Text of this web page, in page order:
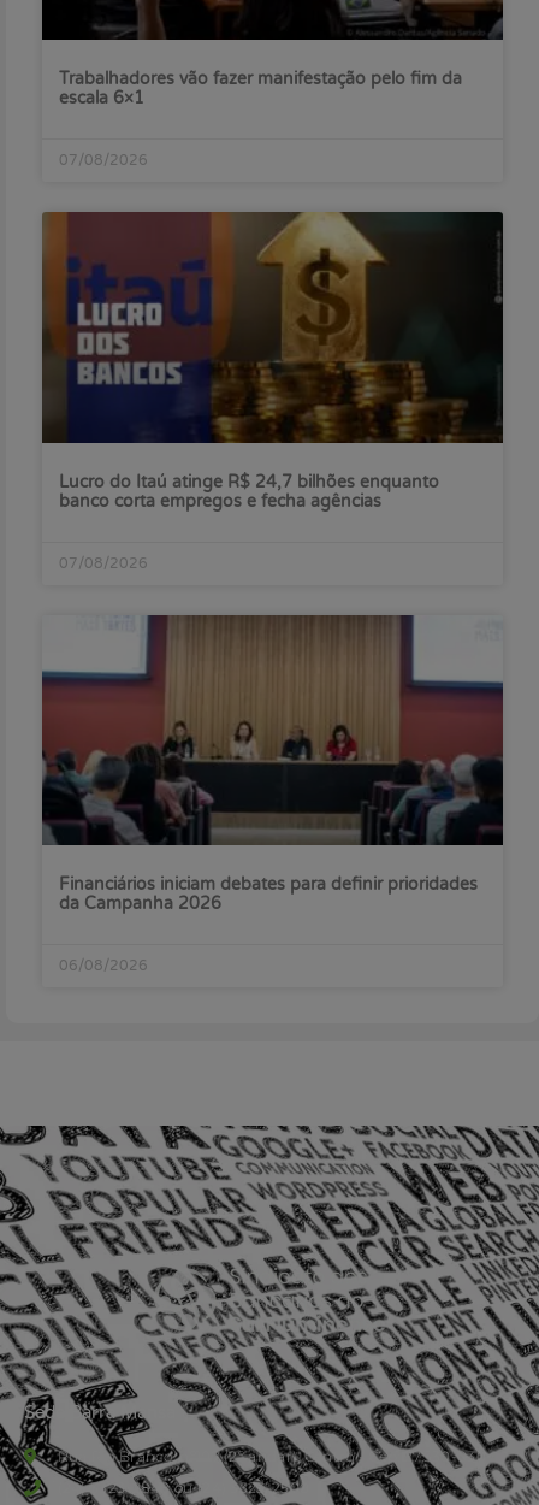
Trabalhadores vão fazer manifestação pelo fim da
escala 6×1
07/08/2026
Lucro do Itaú atinge R$ 24,7 bilhões enquanto
banco corta empregos e fecha agências
07/08/2026
Financiários iniciam debates para definir prioridades
da Campanha 2026
06/08/2026
Sede Barra Mansa
Rua Rio Branco, nº107 (2º andar), Centro - Cep: 27.330-030
(24) 3323-2848 ou (24) 3323-2500